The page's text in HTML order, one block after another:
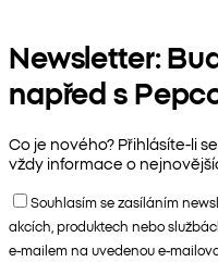
Newsletter:
napřed s
Co je nového? Přihlásíte-li
vždy informace o
Souhlasím se zasíláním
akcích, produktech nebo
e-mailem na uvedenou e-